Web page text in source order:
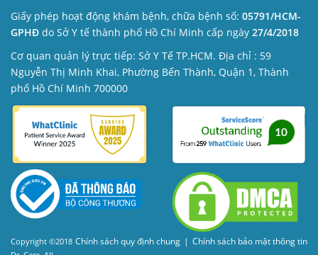
Giấy phép hoạt động khám bệnh, chữa bệnh số: 05791/HCM-
GPHĐ do Sở Y tế thành phố Hồ Chí Minh cấp ngày 27/4/2018
Cơ quan quản lý trực tiếp: Sở Y Tế TP.HCM. Địa chỉ : 59
Nguyễn Thị Minh Khai, Phường Bến Thành, Quận 1, Thành
phố Hồ Chí Minh 700000
Chính sách quy định chung | Chính sách bảo mật thông tin
Copyright ©2018